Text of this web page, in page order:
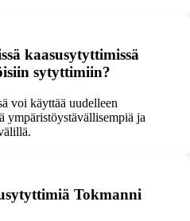
kaasusytyttimissä
sytyttimiin?
voi käyttää uudelleen
ympäristöystävällisempiä ja
Tokmanni